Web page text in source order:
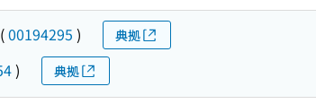
(00194295 ) 典拠
) 典拠